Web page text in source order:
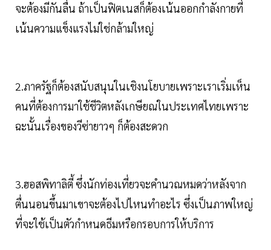
จะต้องมีกันลื่น ถ้าเป็นฟิตเนสก็ต้องเน้นออกกำลังกายที่
เน้นความแข็งแรงไม่ใช่กล้ามใหญ่
2.ภาครัฐก็ต้องสนับสนุนในเชิงนโยบายเพราะเราเริ่มเห็น
คนที่ต้องการมาใช้ชีวิตหลังเกษียณในประเทศไทยเพราะ
ฉะนั้นเรื่องของวีซ่ายาวๆ ก็ต้องสะดวก
3.ฮอสพิทาลิตี้ ซึ่งนักท่องเที่ยวจะคำนวณหมดว่าหลังจาก
ตื่นนอนขึ้นมาเขาจะต้องไปไหนทำอะไร ซึ่งเป็นภาพใหญ่
ที่จะใช้เป็นตัวกำหนดธีมหรือกรอบการให้บริการ